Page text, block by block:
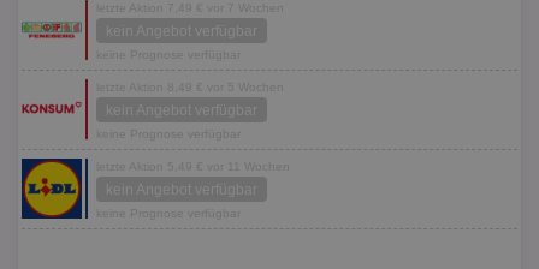
letzte Aktion 7,49 € vor 7 Wochen
kein Angebot verfügbar
keine Prognose verfügbar
letzte Aktion 8,49 € vor 5 Wochen
kein Angebot verfügbar
keine Prognose verfügbar
letzte Aktion 5,49 € vor 11 Wochen
kein Angebot verfügbar
keine Prognose verfügbar